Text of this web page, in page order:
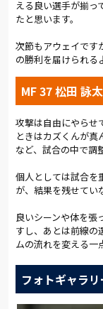
残り時間が5分を
し、アルディージ
いが途切れること
て、試合終了のホ
試合後の霜田監督
いるが、勝点3の
も、体を張る球際
ついてきた。2戦
ブに考えて、次の
は27日、山口との
ったが、次こそ勝
(総評:岩本勝暁／
える良い選手が揃っ
たと思います。
次節もアウェイです
の勝利を届けられる
MF 37 松田 詠
攻撃は自由にやらせ
ときはカズくんが真
など、試合の中で調
個人としては試合を
が、結果を残せてい
良いシーンや体を張
すし、あとは前線の
ムの流れを変える一
フォトギャラリ